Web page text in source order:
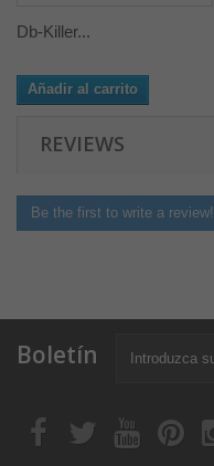
Db-Killer...
Añadir al carrito
REVIEWS
Be the first to write a review!
Boletín